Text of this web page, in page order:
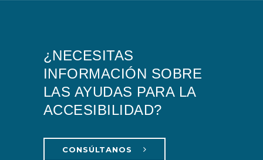
¿NECESITAS
INFORMACIÓN SOBRE
LAS AYUDAS PARA LA
ACCESIBILIDAD?
CONSÚLTANOS